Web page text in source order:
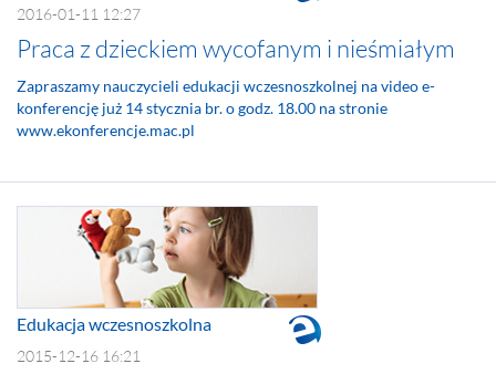
2016-01-11 12:27
Praca z dzieckiem wycofanym i nieśmiałym
Zapraszamy nauczycieli edukacji wczesnoszkolnej na video e-
konferencję już 14 stycznia br. o godz. 18.00 na stronie
www.ekonferencje.mac.pl
Edukacja wczesnoszkolna
2015-12-16 16:21